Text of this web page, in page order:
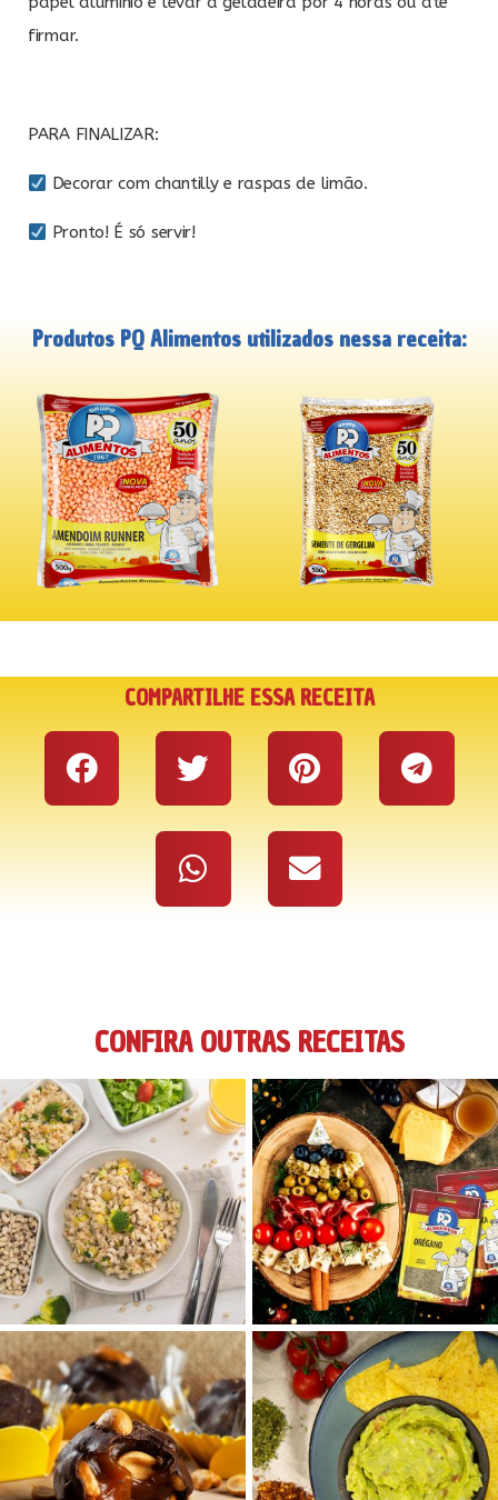
firmar.
PARA FINALIZAR:
Decorar com chantilly e raspas de limão.
Pronto! É só servir!
Produtos PQ Alimentos utilizados nessa receita:
COMPARTILHE ESSA RECEITA
CONFIRA OUTRAS RECEITAS